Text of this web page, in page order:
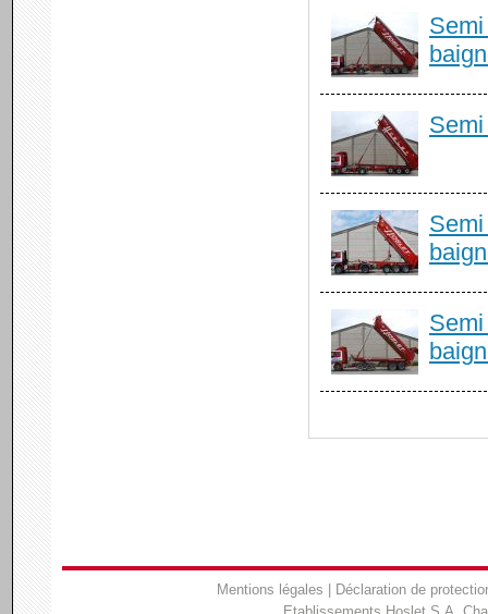
Mentions légales | Déclaration de